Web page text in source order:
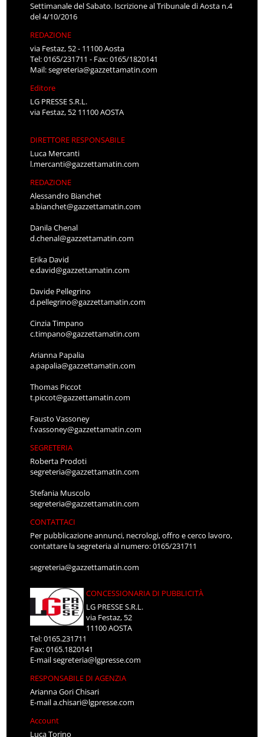
Settimanale del Sabato. Iscrizione al Tribunale di Aosta n.4
del 4/10/2016
REDAZIONE
via Festaz, 52 - 11100 Aosta
Tel: 0165/231711 - Fax: 0165/1820141
Mail:segreteria@gazzettamatin.com
Editore
LG PRESSE S.R.L.
via Festaz, 52 11100 AOSTA
DIRETTORE RESPONSABILE
Luca Mercanti
l.mercanti@gazzettamatin.com
REDAZIONE
Alessandro Bianchet
a.bianchet@gazzettamatin.com
Danila Chenal
d.chenal@gazzettamatin.com
Erika David
e.david@gazzettamatin.com
Davide Pellegrino
d.pellegrino@gazzettamatin.com
Cinzia Timpano
c.timpano@gazzettamatin.com
Arianna Papalia
a.papalia@gazzettamatin.com
Thomas Piccot
t.piccot@gazzettamatin.com
Fausto Vassoney
f.vassoney@gazzettamatin.com
SEGRETERIA
Roberta Prodoti
segreteria@gazzettamatin.com
Stefania Muscolo
segreteria@gazzettamatin.com
CONTATTACI
Per pubblicazione annunci, necrologi, offro e cerco lavoro,
contattare la segreteria al numero: 0165/231711
segreteria@gazzettamatin.com
CONCESSIONARIA DI PUBBLICITÀ
LG PRESSE S.R.L.
via Festaz, 52
11100 AOSTA
Tel: 0165.231711
Fax: 0165.1820141
E-mailsegreteria@lgpresse.com
RESPONSABILE DI AGENZIA
Arianna Gori Chisari
E-maila.chisari@lgpresse.com
Account
Luca Torino